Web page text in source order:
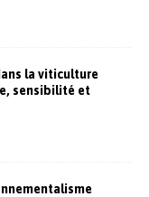
la viticulture
sensibilité et